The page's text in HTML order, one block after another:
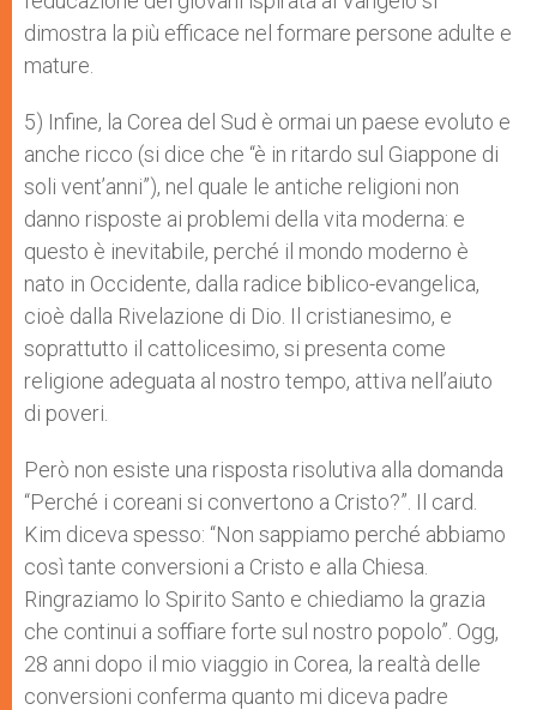
dimostra la più efficace nel formare persone adulte e
mature.
5) Infine, la Corea del Sud è ormai un paese evoluto e
anche ricco (si dice che “è in ritardo sul Giappone di
soli vent’anni”), nel quale le antiche religioni non
danno risposte ai problemi della vita moderna: e
questo è inevitabile, perché il mondo moderno è
nato in Occidente, dalla radice biblico-evangelica,
cioè dalla Rivelazione di Dio. Il cristianesimo, e
soprattutto il cattolicesimo, si presenta come
religione adeguata al nostro tempo, attiva nell’aiuto
di poveri.
Però non esiste una risposta risolutiva alla domanda
“Perché i coreani si convertono a Cristo?”. Il card.
Kim diceva spesso: “Non sappiamo perché abbiamo
così tante conversioni a Cristo e alla Chiesa.
Ringraziamo lo Spirito Santo e chiediamo la grazia
che continui a soffiare forte sul nostro popolo”. Ogg,
28 anni dopo il mio viaggio in Corea, la realtà delle
conversioni conferma quanto mi diceva padre